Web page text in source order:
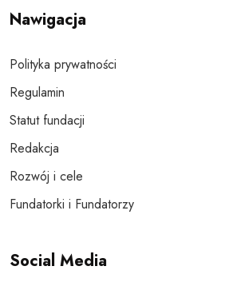
Nawigacja
Polityka prywatności
Regulamin
Statut fundacji
Redakcja
Rozwój i cele
Fundatorki i Fundatorzy
Social Media